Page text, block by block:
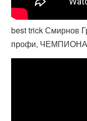
best trick Смирнов
профи, ЧЕМПИОНАТ